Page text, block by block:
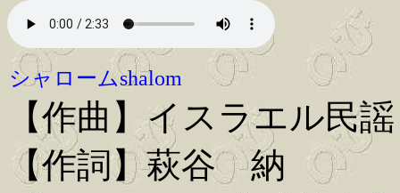
シャロームshalom
【作曲】イスラエル民謡
【作詞】萩谷 納